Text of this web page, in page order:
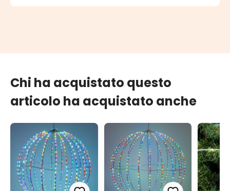
Chi ha acquistato questo
articolo ha acquistato anche